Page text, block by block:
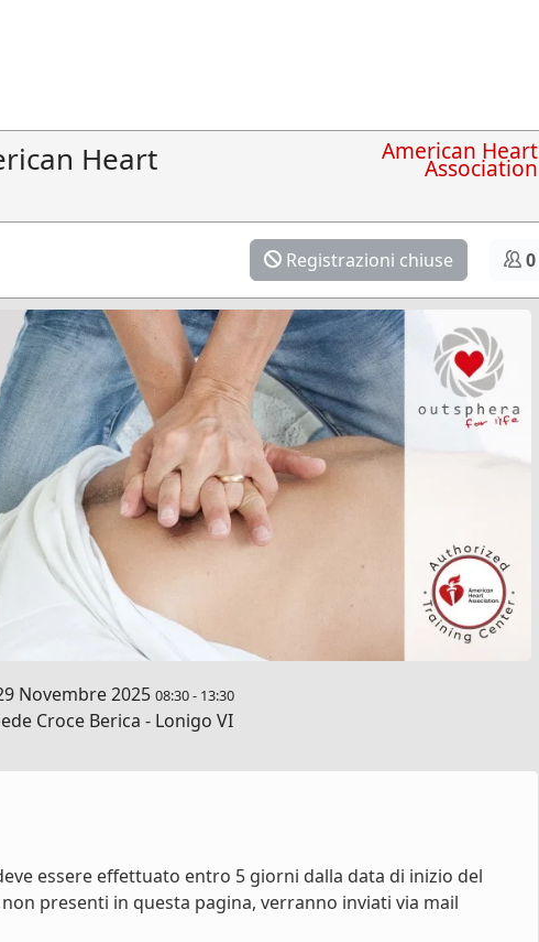
Heart
American Heart
Association
Registrazioni chiuse 0
Novembre 2025 08:30- 13:30
Croce Berica - Lonigo VI
essere effettuato entro 5 giorni dalla data di inizio del
presenti in questa pagina, verranno inviati via mail